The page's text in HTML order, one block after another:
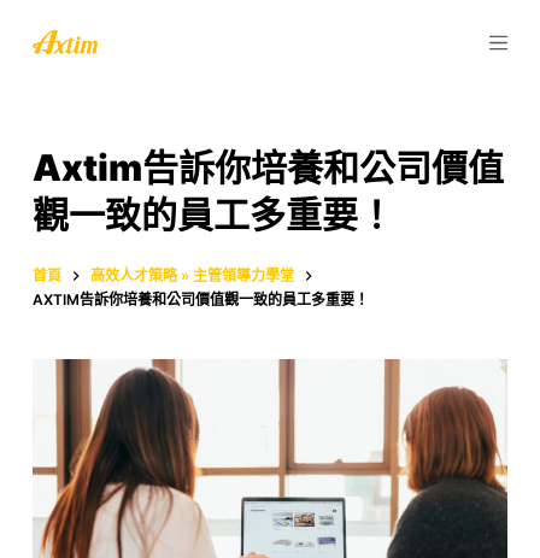
至
內
容
Axtim告訴你培養和公司價值
觀一致的員工多重要！
首頁
高效人才策略 » 主管領導力學堂
AXTIM告訴你培養和公司價值觀一致的員工多重要！